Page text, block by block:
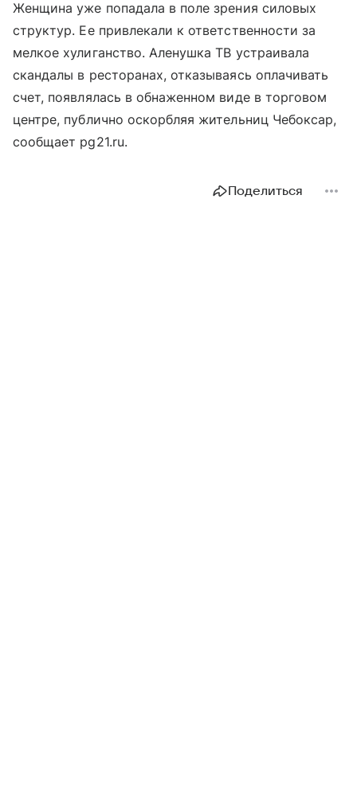
Женщина уже попадала в поле зрения силовых
структур. Ее привлекали к ответственности за
мелкое хулиганство. Аленушка ТВ устраивала
скандалы в ресторанах, отказываясь оплачивать
счет, появлялась в обнаженном виде в торговом
центре, публично оскорбляя жительниц Чебоксар,
сообщает pg21.ru.
Поделиться